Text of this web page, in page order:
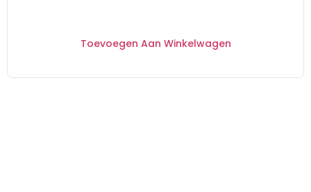
Toevoegen Aan Winkelwagen